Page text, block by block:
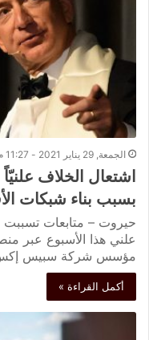
الجمعة, 29 يناير 2021 - 11:27 م
اشتعال الخلاف
بسبب بناء شبكات
حيروت – متابعات تسببت
علني هذا الأسبوع عبر
مؤسس شركة سبيس
أكمل القراءة »